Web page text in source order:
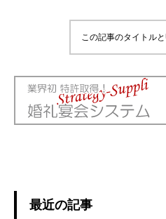
この記事のタイトル
最近の記事